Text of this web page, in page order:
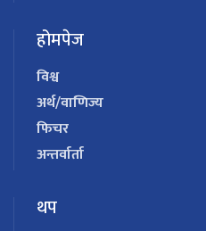
होमपेज
विश्व
अर्थ/वाणिज्य
फिचर
अन्तर्वार्ता
थप